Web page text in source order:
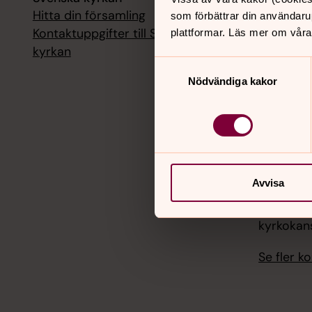
som förbättrar din
plattformar. Läs mer om
Nödvändiga kakor
Avvisa
Hitta din församling
Kontaktuppgifter till Svenska
kyrkan
Se fler